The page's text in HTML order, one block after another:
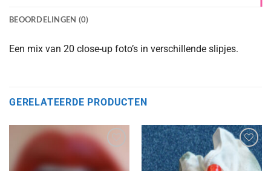
BEOORDELINGEN (0)
Een mix van 20 close-up foto’s in verschillende slipjes.
GERELATEERDE PRODUCTEN
Aan
verlanglijst
verlanglijst